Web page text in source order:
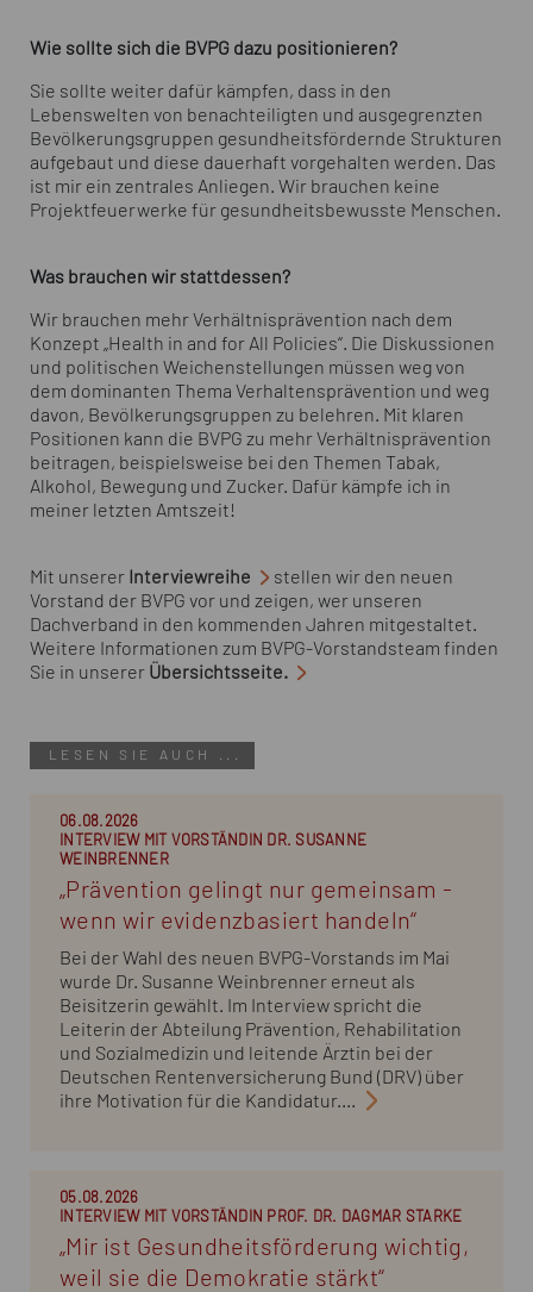
Wie sollte sich die BVPG dazu positionieren?
Sie sollte weiter dafür kämpfen, dass in den
Lebenswelten von benachteiligten und ausgegrenzten
Bevölkerungsgruppen gesundheitsfördernde Strukturen
aufgebaut und diese dauerhaft vorgehalten werden. Das
ist mir ein zentrales Anliegen. Wir brauchen keine
Projektfeuerwerke für gesundheitsbewusste Menschen.
Was brauchen wir stattdessen?
Wir brauchen mehr Verhältnisprävention nach dem
Konzept „Health in and for All Policies“. Die Diskussionen
und politischen Weichenstellungen müssen weg von
dem dominanten Thema Verhaltensprävention und weg
davon, Bevölkerungsgruppen zu belehren. Mit klaren
Positionen kann die BVPG zu mehr Verhältnisprävention
beitragen, beispielsweise bei den Themen Tabak,
Alkohol, Bewegung und Zucker. Dafür kämpfe ich in
meiner letzten Amtszeit!
Mit unserer Interviewreihe
stellen wir den neuen
Vorstand der BVPG vor und zeigen, wer unseren
Dachverband in den kommenden Jahren mitgestaltet.
Weitere Informationen zum BVPG-Vorstandsteam finden
Sie in unserer Übersichtsseite.
LESEN SIE AUCH ...
06.08.2026
INTERVIEW MIT VORSTÄNDIN DR. SUSANNE
WEINBRENNER
„Prävention gelingt nur gemeinsam -
wenn wir evidenzbasiert handeln“
Bei der Wahl des neuen BVPG-Vorstands im Mai
wurde Dr. Susanne Weinbrenner erneut als
Beisitzerin gewählt. Im Interview spricht die
Leiterin der Abteilung Prävention, Rehabilitation
und Sozialmedizin und leitende Ärztin bei der
Deutschen Rentenversicherung Bund (DRV) über
ihre Motivation für die Kandidatur....
05.08.2026
INTERVIEW MIT VORSTÄNDIN PROF. DR. DAGMAR STARKE
„Mir ist Gesundheitsförderung wichtig,
weil sie die Demokratie stärkt“